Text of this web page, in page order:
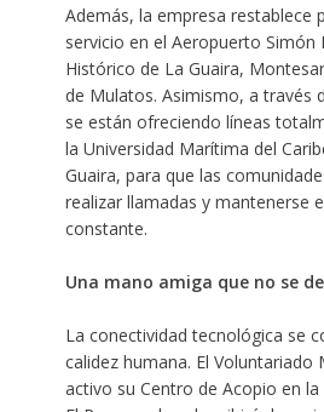
Además, la empresa restablece
servicio en el Aeropuerto Simón
Histórico de La Guaira,
de Mulatos. Asimismo, a través
se están ofreciendo líneas
la Universidad Marítima del
Guaira, para que las
realizar llamadas y mantenerse
constante.
Una mano amiga que no se
La conectividad tecnológica se
calidez humana. El Voluntariado
activo su Centro de Acopio en